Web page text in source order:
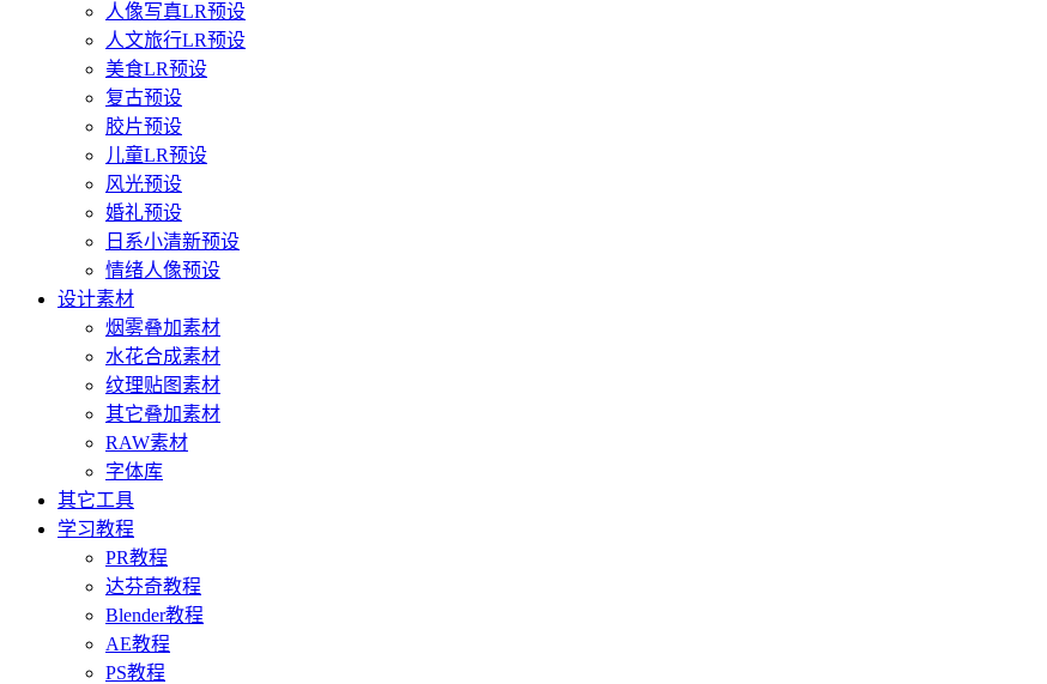
人像写真LR预设
人文旅行LR预设
美食LR预设
复古预设
胶片预设
儿童LR预设
风光预设
婚礼预设
日系小清新预设
情绪人像预设
设计素材
烟雾叠加素材
水花合成素材
纹理贴图素材
其它叠加素材
RAW素材
字体库
其它工具
学习教程
PR教程
达芬奇教程
Blender教程
AE教程
PS教程